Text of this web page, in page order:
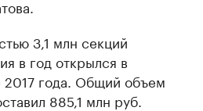
3,1 млн секций
в год открылся в
года. Общий объем
885,1 млн руб.